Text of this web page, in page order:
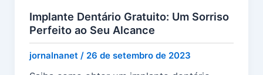
Implante Dentário Gratuito: Um Sorriso
Perfeito ao Seu Alcance
jornalnanet / 26 de setembro de 2023